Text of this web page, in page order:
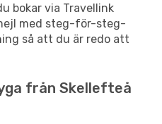
bokar via Travellink
med steg-för-steg-
så att du är redo att
från Skellefteå